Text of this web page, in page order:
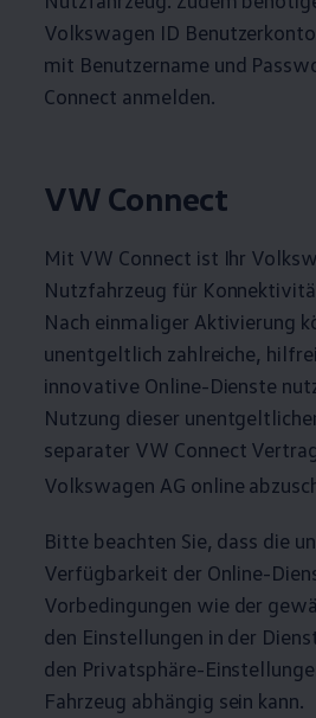
Volkswagen ID
mit Benutzername und
Connect anmelden.
VW Connect
Mit VW Connect ist Ihr
Nutzfahrzeug für
Nach einmaliger Aktivierung
unentgeltlich zahlreiche,
innovative Online-Dienste
Nutzung dieser
separater VW Connect
Volkswagen AG online
Bitte beachten Sie, dass die
Verfügbarkeit der Online-
Vorbedingungen wie der
den Einstellungen in der
den Privatsphäre-
Fahrzeug abhängig sein kann.